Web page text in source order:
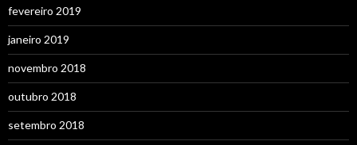
fevereiro 2019
janeiro 2019
novembro 2018
outubro 2018
setembro 2018